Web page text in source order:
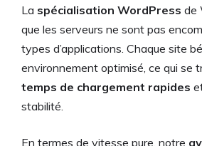
La spécialisation WordPress de
que les serveurs ne sont pas
types d’applications. Chaque site
environnement optimisé, ce qui se
temps de chargement rapides
stabilité.
En termes de vitesse pure, notre